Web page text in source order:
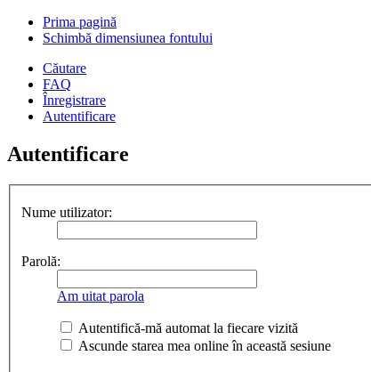
Prima pagină
Schimbă dimensiunea fontului
Căutare
FAQ
Înregistrare
Autentificare
Autentificare
Nume utilizator:
Parolă:
Am uitat parola
Autentifică-mă automat la fiecare vizită
Ascunde starea mea online în această sesiune